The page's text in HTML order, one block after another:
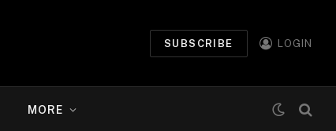
SUBSCRIBE LOGIN
MORE